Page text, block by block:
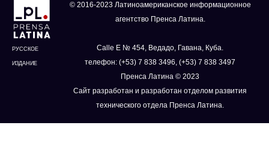
РУССКОЕ
ИЗДАНИЕ
© 2016-2023 Латиноамериканское информационное
агентство Пренса Латина.
Calle E № 454, Ведадо, Гавана, Куба.
телефон: (+53) 7 838 3496, (+53) 7 838 3497
Пренса Латина © 2023
Сайт разработан и разработан отделом развития
технического отдела Пренса Латина.